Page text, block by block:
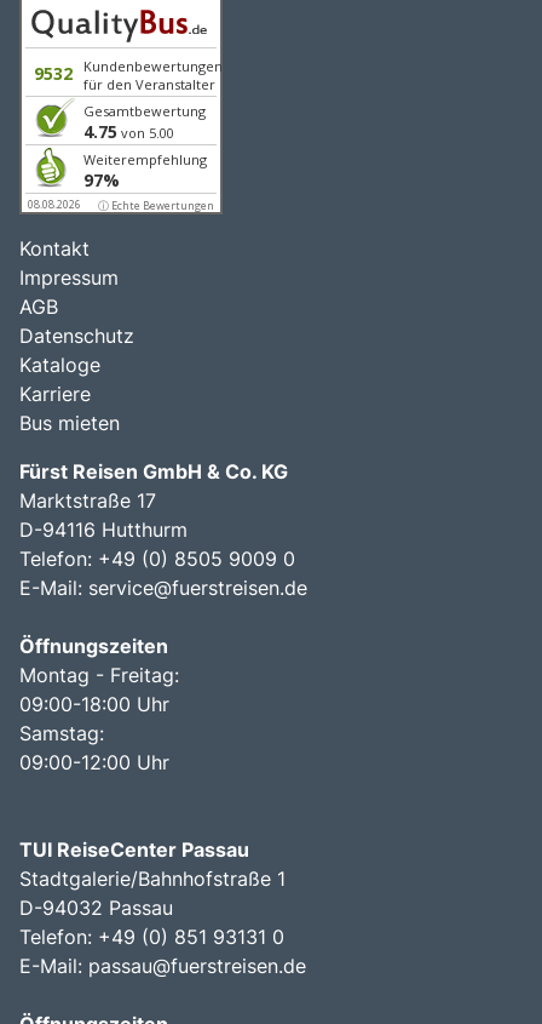
9532
Kundenbewertungen
für den Veranstalter
Gesamtbewertung
4.75 von 5.00
Weiterempfehlung
97%
08.08.2026 ⓘ Echte Bewertungen
Kontakt
Impressum
AGB
Datenschutz
Kataloge
Karriere
Bus mieten
Fürst Reisen GmbH & Co. KG
Marktstraße 17
D-94116 Hutthurm
Telefon: +49 (0) 8505 9009 0
E-Mail: service@fuerstreisen.de
Öffnungszeiten
Montag - Freitag:
09:00-18:00 Uhr
Samstag:
09:00-12:00 Uhr
TUI ReiseCenter Passau
Stadtgalerie/Bahnhofstraße 1
D-94032 Passau
Telefon: +49 (0) 851 93131 0
E-Mail: passau@fuerstreisen.de